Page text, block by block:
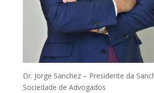
Dr. Jorge Sanchez – Presidente da
Sociedade de Advogados